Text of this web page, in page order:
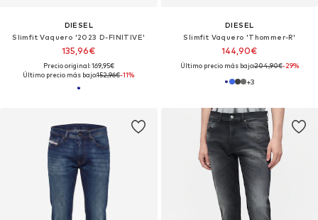
DIESEL
Slimfit Vaquero '2023 D-FINITIVE'
135,96€
Precio original: 169,95€
Último precio más bajo:152,96€-11%
DIESEL
Slimfit Vaquero 'Thommer-R'
144,90€
Último precio más bajo:204,90€-29%
+3